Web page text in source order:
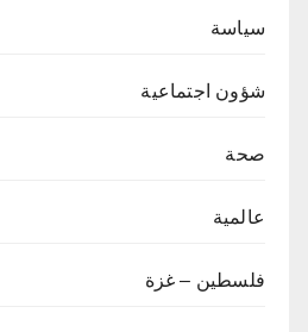
سياسة
شؤون اجتماعية
صحة
عالمية
فلسطين – غزة